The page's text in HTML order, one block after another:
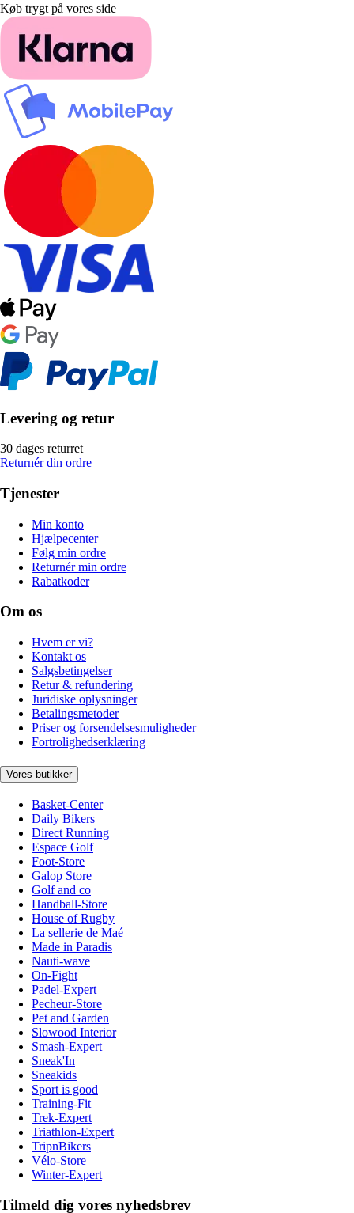
Køb trygt på vores side
Levering og retur
30 dages returret
Returnér din ordre
Tjenester
Min konto
Hjælpecenter
Følg min ordre
Returnér min ordre
Rabatkoder
Om os
Hvem er vi?
Kontakt os
Salgsbetingelser
Retur & refundering
Juridiske oplysninger
Betalingsmetoder
Priser og forsendelsesmuligheder
Fortrolighedserklæring
Vores butikker
Basket-Center
Daily Bikers
Direct Running
Espace Golf
Foot-Store
Galop Store
Golf and co
Handball-Store
House of Rugby
La sellerie de Maé
Made in Paradis
Nauti-wave
On-Fight
Padel-Expert
Pecheur-Store
Pet and Garden
Slowood Interior
Smash-Expert
Sneak'In
Sneakids
Sport is good
Training-Fit
Trek-Expert
Triathlon-Expert
TripnBikers
Vélo-Store
Winter-Expert
Tilmeld dig vores nyhedsbrev